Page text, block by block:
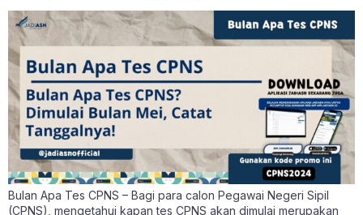
Bulan Apa Tes CPNS – Bagi para calon Pegawai Negeri Sipil
(CPNS), mengetahui kapan tes CPNS akan dimulai merupakan